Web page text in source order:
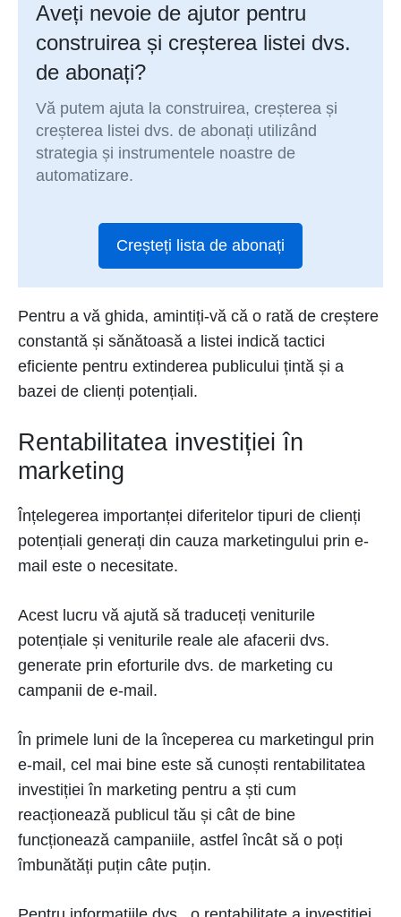
Aveți nevoie de ajutor pentru
construirea și creșterea listei dvs.
de abonați?
Vă putem ajuta la construirea, creșterea și
creșterea listei dvs. de abonați utilizând
strategia și instrumentele noastre de
automatizare.
Creșteți lista de abonați
Pentru a vă ghida, amintiți-vă că o rată de creștere
constantă și sănătoasă a listei indică tactici
eficiente pentru extinderea publicului țintă și a
bazei de clienți potențiali.
Rentabilitatea investiției în
marketing
Înțelegerea importanței diferitelor tipuri de clienți
potențiali generați din cauza marketingului prin e-
mail este o necesitate.
Acest lucru vă ajută să traduceți veniturile
potențiale și veniturile reale ale afacerii dvs.
generate prin eforturile dvs. de marketing cu
campanii de e-mail.
În primele luni de la începerea cu marketingul prin
e-mail, cel mai bine este să cunoști rentabilitatea
investiției în marketing pentru a ști cum
reacționează publicul tău și cât de bine
funcționează campaniile, astfel încât să o poți
îmbunătăți puțin câte puțin.